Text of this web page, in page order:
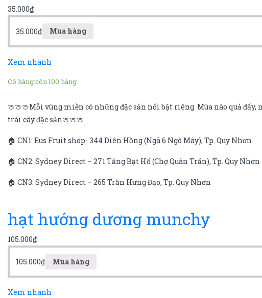
35.000₫
35.000₫ Mua hàng
Xem nhanh
Có hàng:còn 100 hàng
🍈🍈🍈Mỗi vùng miền có những đặc sản nổi bật riêng. Mùa nào quả
trái cây đặc sản🍈🍈🍈
🏠 CN1: Eus Fruit shop- 344 Diên Hồng (Ngã 6 Ngô Mây), Tp. Quy Nhơn
🏠 CN2: Sydney Direct – 271 Tăng Bạt Hổ (Chợ Quân Trấn), Tp. Quy Nhơn
🏠 CN3: Sydney Direct – 265 Trần Hưng Đạo, Tp. Quy Nhơn
hạt hướng dương munchy
105.000₫
105.000₫ Mua hàng
Xem nhanh